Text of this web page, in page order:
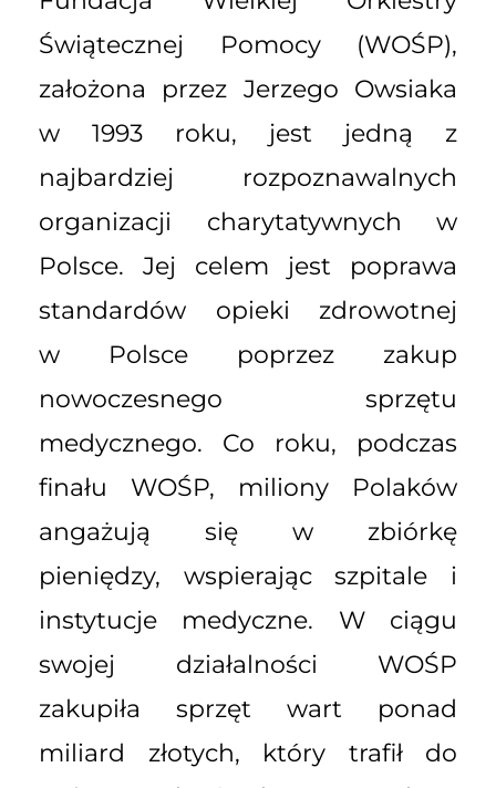
Świątecznej Pomocy (WOŚP),
założona przez Jerzego Owsiaka
w 1993 roku, jest jedną z
najbardziej rozpoznawalnych
organizacji charytatywnych w
Polsce. Jej celem jest poprawa
standardów opieki zdrowotnej
w Polsce poprzez zakup
nowoczesnego sprzętu
medycznego. Co roku, podczas
finału WOŚP, miliony Polaków
angażują się w zbiórkę
pieniędzy, wspierając szpitale i
instytucje medyczne. W ciągu
swojej działalności WOŚP
zakupiła sprzęt wart ponad
miliard złotych, który trafił do